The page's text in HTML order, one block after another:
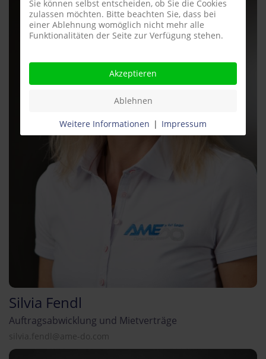
Silvia Fendl
Auftragsabwicklung und Mietverträge
silvia.fendl@ame-do.com
Sie können selbst entscheiden, ob Sie die Cookies
zulassen möchten. Bitte beachten Sie, dass bei
einer Ablehnung womöglich nicht mehr alle
Funktionalitäten der Seite zur Verfügung stehen.
Akzeptieren
Ablehnen
Weitere Informationen | Impressum